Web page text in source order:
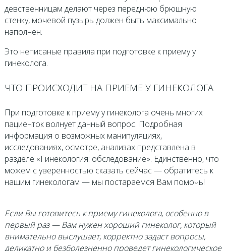
девственницам делают через переднюю брюшную
стенку, мочевой пузырь должен быть максимально
наполнен.
Это неписаные правила при подготовке к приему у
гинеколога.
ЧТО ПРОИСХОДИТ НА ПРИЕМЕ У ГИНЕКОЛОГА
При подготовке к приему у гинеколога очень многих
пациенток волнует данный вопрос. Подробная
информация о возможных манипуляциях,
исследованиях, осмотре, анализах представлена в
разделе «Гинекология: обследование». Единственно, что
можем с уверенностью сказать сейчас — обратитесь к
нашим гинекологам — мы постараемся Вам помочь!
Если Вы готовитесь к приему гинеколога, особенно в
первый раз — Вам нужен хороший гинеколог, который
внимательно выслушает, корректно задаст вопросы,
деликатно и безболезненно проведет гинекологическое